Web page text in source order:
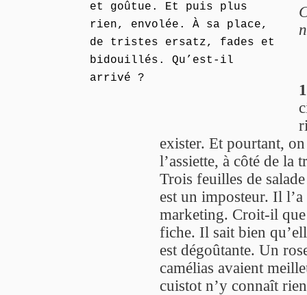
et goûtue. Et puis plus
rien, envolée. À sa place,
de tristes ersatz, fades et
bidouillés. Qu’est-il
arrivé ?
exister. Et pourtant,
l’assiette, à côté de la
Trois feuilles de
est un imposteur. Il
marketing. Croit-il que
fiche. Il sait bien
est dégoûtante. Un
camélias avaient
cuistot n’y connaît